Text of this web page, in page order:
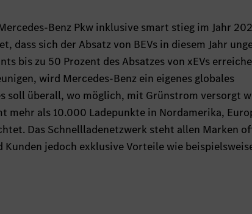
Benz Pkw inklusive smart stieg im Jahr
dass sich der Absatz von BEVs in diesem Jahr
bis zu 50 Prozent des Absatzes von xEVs
wird Mercedes-Benz ein eigenes globales
soll überall, wo möglich, mit Grünstrom versorgt
mehr als 10.000 Ladepunkte in Nordamerika,
Das Schnellladenetzwerk steht allen Marken
jedoch exklusive Vorteile wie